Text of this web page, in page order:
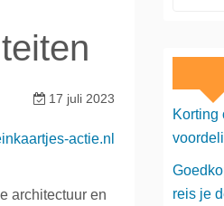
17 juli 2023
actie.nl
architectuur en
Korting
reis je